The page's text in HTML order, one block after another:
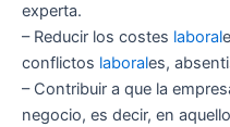
experta.
– Reducir los costes laboral
conflictos laborales,
– Contribuir a que la
negocio, es decir, en